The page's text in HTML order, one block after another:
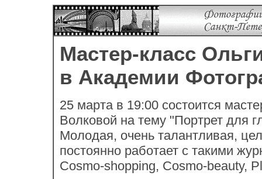
Мастер-класс
в Академии
25 марта в 19:00 состоится
Волковой на тему "Портрет для
Молодая, очень талантливая,
постоянно работает с такими
Cosmo-shopping, Cosmo-beauty,